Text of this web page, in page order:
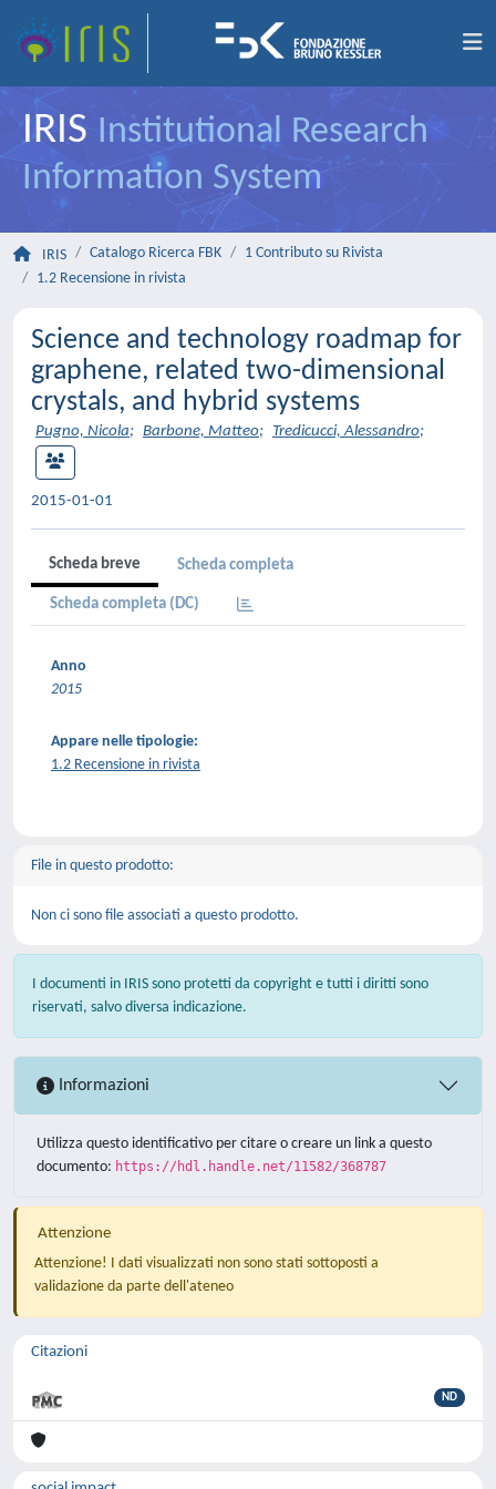
IRIS Institutional Research
Information System
IRIS Catalogo Ricerca FBK
1 Contributo su Rivista
1.2 Recensione in rivista
Science and technology roadmap for
graphene, related two-dimensional
crystals, and hybrid systems
Pugno, Nicola; Barbone, Matteo; Tredicucci, Alessandro;
2015-01-01
Scheda breve Scheda completa
Scheda completa (DC)
Anno
2015
Appare nelle tipologie:
1.2 Recensione in rivista
File in questo prodotto:
Non ci sono file associati a questo prodotto.
I documenti in IRIS sono protetti da copyright e tutti i diritti sono
riservati, salvo diversa indicazione.
Informazioni
Utilizza questo identificativo per citare o creare un link a questo
documento: https://hdl.handle.net/11582/368787
Attenzione
Attenzione! I dati visualizzati non sono stati sottoposti a
validazione da parte dell'ateneo
Citazioni
ND